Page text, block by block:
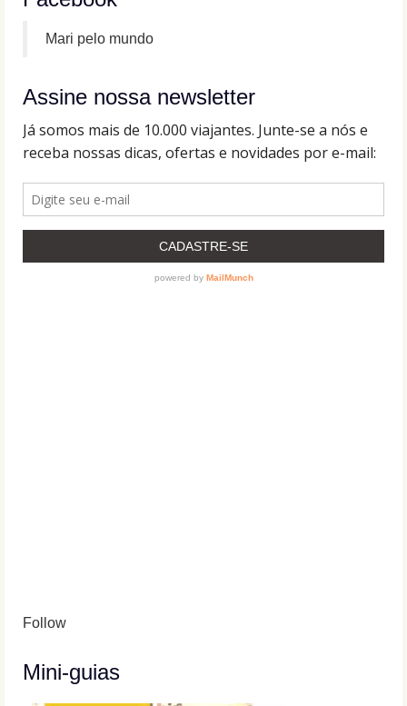
Mari pelo mundo
Assine nossa newsletter
Follow
Mini-guias